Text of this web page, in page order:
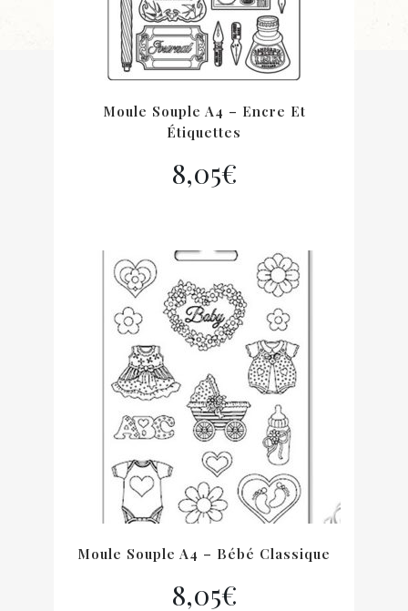
Moule Souple A4 – Encre Et
Étiquettes
8,05€
Moule Souple A4 – Bébé Classique
8,05€